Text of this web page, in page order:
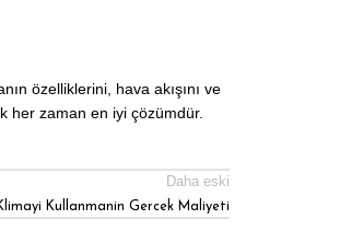
özelliklerini, hava akışını ve
her zaman en iyi çözümdür.
Daha eski
Kullanmanin Gercek Maliyeti